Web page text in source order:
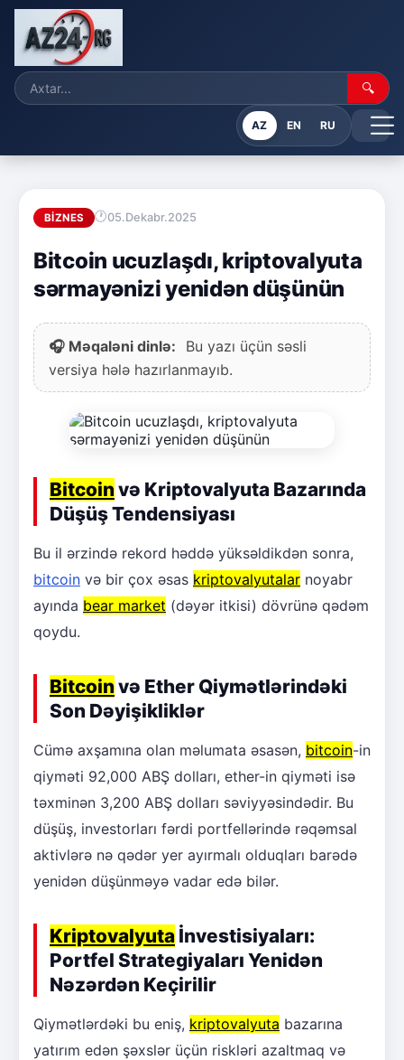
🔍
AZ EN RU
BIZNES 05.Dekabr.2025
Bitcoin ucuzlaşdı, kriptovalyuta
sərmayənizi yenidən düşünün
🎧 Məqaləni dinlə:
Bu yazı üçün səsli
versiya hələ hazırlanmayıb.
Bitcoin və Kriptovalyuta Bazarında
Düşüş Tendensiyası
Bu il ərzində rekord həddə yüksəldikdən sonra,
bitcoin və bir çox əsas kriptovalyutalar noyabr
ayında bear market (dəyər itkisi) dövrünə qədəm
qoydu.
Bitcoin və Ether Qiymətlərindəki
Son Dəyişikliklər
Cümə axşamına olan məlumata əsasən, bitcoin-in
qiyməti 92,000 ABŞ dolları, ether-in qiyməti isə
təxminən 3,200 ABŞ dolları səviyyəsindədir. Bu
düşüş, investorları fərdi portfellərində rəqəmsal
aktivlərə nə qədər yer ayırmalı olduqları barədə
yenidən düşünməyə vadar edə bilər.
Kriptovalyuta İnvestisiyaları:
Portfel Strategiyaları Yenidən
Nəzərdən Keçirilir
Qiymətlərdəki bu eniş, kriptovalyuta bazarına
yatırım edən şəxslər üçün riskləri azaltmaq və